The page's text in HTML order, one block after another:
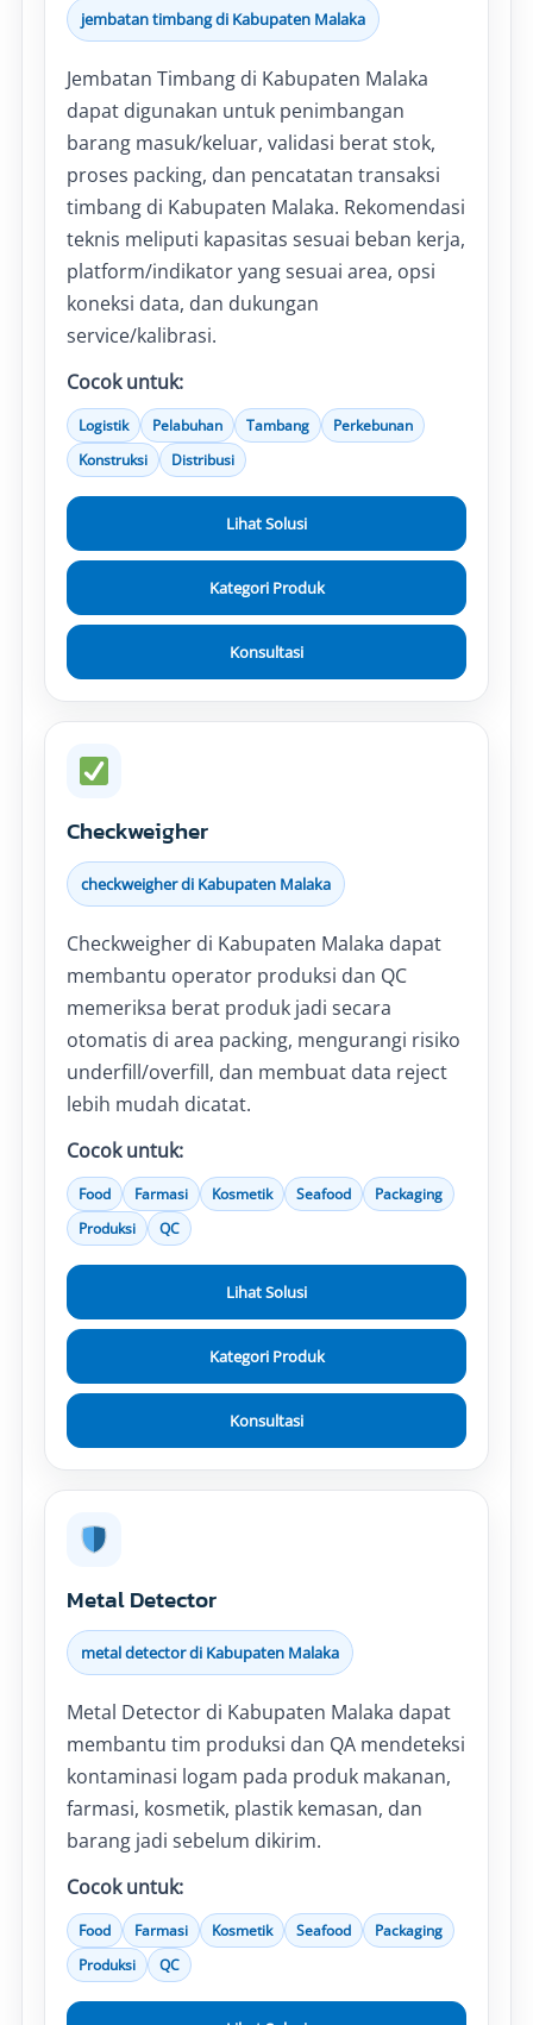
jembatan timbang di Kabupaten Malaka
Jembatan Timbang di Kabupaten Malaka
dapat digunakan untuk penimbangan
barang masuk/keluar, validasi berat stok,
proses packing, dan pencatatan transaksi
timbang di Kabupaten Malaka. Rekomendasi
teknis meliputi kapasitas sesuai beban kerja,
platform/indikator yang sesuai area, opsi
koneksi data, dan dukungan
service/kalibrasi.
Cocok untuk:
Logistik Pelabuhan Tambang
Perkebunan
Konstruksi
Distribusi
Lihat Solusi
Kategori Produk
Konsultasi
Checkweigher
checkweigher di Kabupaten Malaka
Checkweigher di Kabupaten Malaka dapat
membantu operator produksi dan QC
memeriksa berat produk jadi secara
otomatis di area packing, mengurangi risiko
underfill/overfill, dan membuat data reject
lebih mudah dicatat.
Cocok untuk:
Food Farmasi Kosmetik Seafood
Packaging
Produksi
QC
Lihat Solusi
Kategori Produk
Konsultasi
Metal Detector
metal detector di Kabupaten Malaka
Metal Detector di Kabupaten Malaka dapat
membantu tim produksi dan QA mendeteksi
kontaminasi logam pada produk makanan,
farmasi, kosmetik, plastik kemasan, dan
barang jadi sebelum dikirim.
Cocok untuk:
Food Farmasi Kosmetik Seafood
Packaging
Produksi
QC